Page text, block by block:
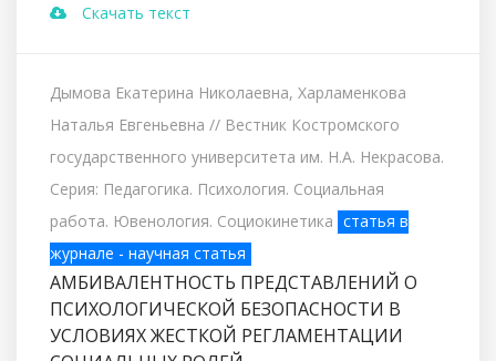
Скачать текст
Дымова Екатерина Николаевна, Харламенкова
Наталья Евгеньевна // Вестник Костромского
государственного университета им. Н.А. Некрасова.
Серия: Педагогика. Психология. Социальная
работа. Ювенология. Социокинетика статья в
журнале - научная статья
АМБИВАЛЕНТНОСТЬ ПРЕДСТАВЛЕНИЙ О
ПСИХОЛОГИЧЕСКОЙ БЕЗОПАСНОСТИ В
УСЛОВИЯХ ЖЕСТКОЙ РЕГЛАМЕНТАЦИИ